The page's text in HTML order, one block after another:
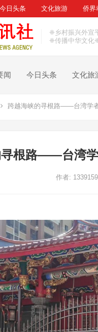
今日头条 文化旅游 侨界
❈乡村振兴外宣
❈传播中华文化
闻 今日头条 文化旅
跨越海峡的寻根路——台湾学
根路——台湾
作者: